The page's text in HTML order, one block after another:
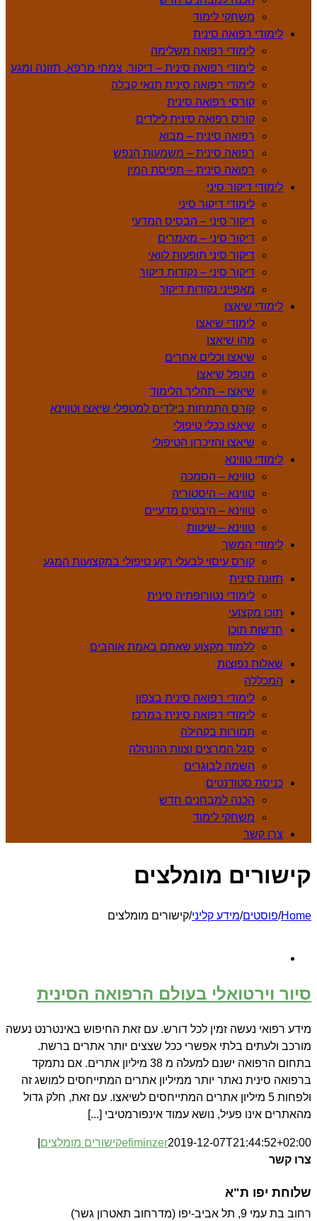
משחקי לימוד
לימודי רפואה סינית
לימודי רפואה משלימה
לימודי רפואה סינית – דיקור, צמחי מרפא, תזונה ומגע
לימודי רפואה סינית תנאי קבלה
קורסי רפואה סינית
קורס רפואה סינית לילדים
רפואה סינית – מבוא
רפואה סינית – משמעות הנפש
רפואה סינית – תפיסת המין
לימודי דיקור סיני
לימודי דיקור סיני
דיקור סיני – הבסיס המדעי
דיקור סיני – מאמרים
דיקור סיני תופעות לוואי
דיקור סיני – נקודות דיקור
מאפייני נקודות דיקור
לימודי שיאצו
לימודי שיאצו
מהו שיאצו
שיאצו וכלים אחרים
מטפל שיאצו
שיאצו – תהליך הלימוד
קורס התמחות בילדים למטפלי שיאצו וטווינא
שיאצו ככלי טיפולי
שיאצו והזיכרון הטיפולי
לימודי טווינא
טווינא – הסמכה
טווינא – היסטוריה
טווינא – היבטים מדעיים
טווינא – שיטות
לימודי המשך
קורס עיסוי לבעלי רקע טיפולי במקצועות המגע
תזונה סינית
לימודי נטורופתיה סינית
תוכן מקצועי
חדשות תוכן
ללמוד מקצוע שאתם באמת אוהבים
שאלות נפוצות
המכללה
לימודי רפואה סינית בצפון
לימודי רפואה סינית במרכז
תמורות בקהילה
סגל המרצים וצוות ההנהלה
השמה לבוגרים
כניסת סטודנטים
הכנה למבחנים חדש
משחקי לימוד
צרו קשר
קישורים מומלצים
Home
/פוסטים/מידע קליני/קישורים מומלצים
סיור וירטואלי בעולם הרפואה הסינית
מידע רפואי נעשה זמין לכל דורש. עם זאת החיפוש באינטרנט נעשה
מורכב ולעתים בלתי אפשרי ככל שצצים יותר אתרים ברשת.
בתחום הרפואה ישנם למעלה מ 38 מיליון אתרים. אם נתמקד
ברפואה סינית נאתר יותר ממיליון אתרים המתייחסים למושג זה
ולפחות 5 מיליון אתרים המתייחסים לשיאצו. עם זאת, חלק גדול
מהאתרים אינו פעיל, נושא עמוד אינפורמטיבי [...]
efiminzer2019-12-07T21:44:52+02:00 קישורים מומלצים
צרו קשר
שלוחת יפו ת"א
רחוב בת עמי 9, תל אביב-יפו (מדרחוב תאטרון גשר)